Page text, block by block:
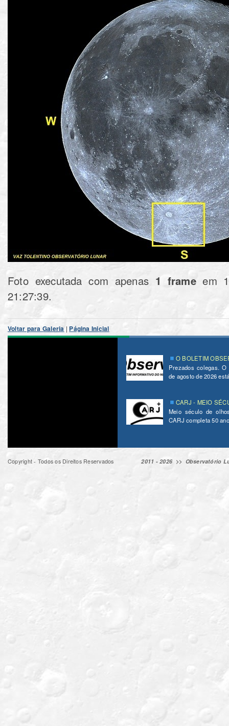
Foto executada com apenas 1 frameem
‏‎21:27:39.
Voltar para Galeria | Página Inicial
O BOLETIM
Prezados colegas.
de agosto de 2026
CARJ - MEIO
Meio século de
CARJ completa 50
Copyright - Todos os Direitos Reservados 2011 - 2026 >> Observatório